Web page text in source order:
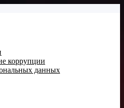
коррупции
данных